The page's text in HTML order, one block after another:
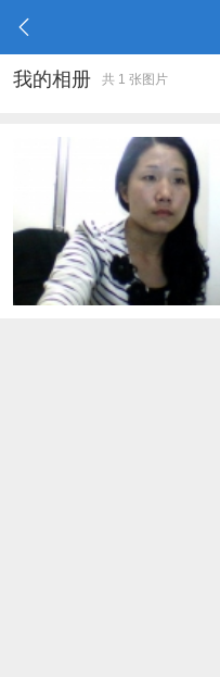
我的相册 共 1 张图片